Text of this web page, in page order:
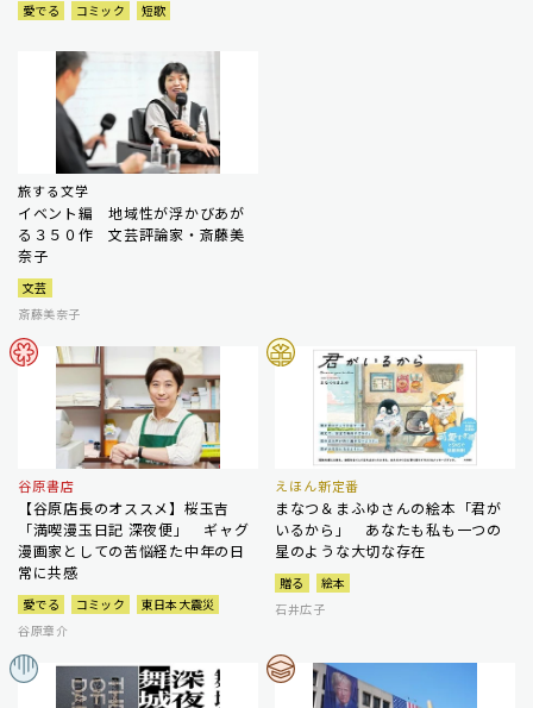
愛でる コミック 短歌
旅する文学
イベント編 地域性が浮かびあが
る３５０作 文芸評論家・斎藤美
奈子
文芸
斎藤美奈子
谷原書店
【谷原店長のオススメ】桜玉吉
「満喫漫玉日記 深夜便」 ギャグ
漫画家としての苦悩経た中年の日
常に共感
愛でる コミック
東日本大震災
谷原章介
えほん新定番
まなつ＆まふゆさんの絵本「君が
いるから」 あなたも私も一つの
星のような大切な存在
贈る
絵本
石井広子